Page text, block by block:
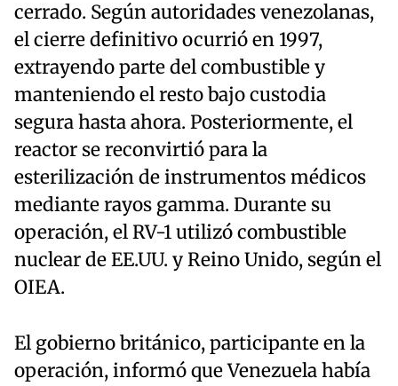
cerrado. Según autoridades venezolanas,
el cierre definitivo ocurrió en 1997,
extrayendo parte del combustible y
manteniendo el resto bajo custodia
segura hasta ahora. Posteriormente, el
reactor se reconvirtió para la
esterilización de instrumentos médicos
mediante rayos gamma. Durante su
operación, el RV-1 utilizó combustible
nuclear de EE.UU. y Reino Unido, según el
OIEA.
El gobierno británico, participante en la
operación, informó que Venezuela había